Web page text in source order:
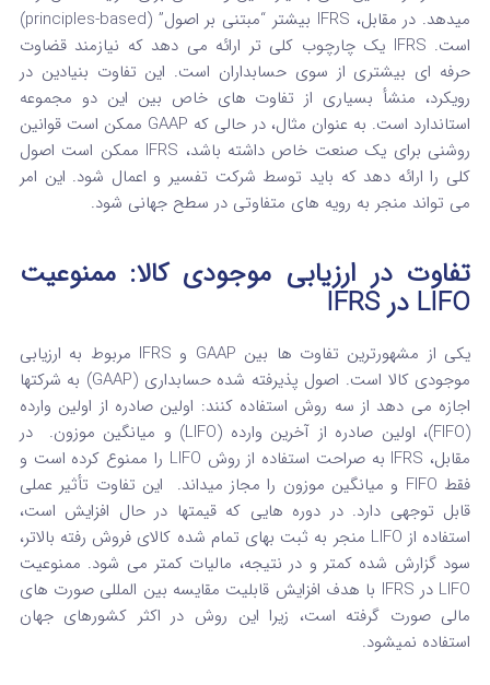
میدهد. در مقابل، IFRS بیشتر “مبتنی بر اصول” (principles-based)
است. IFRS یک چارچوب کلی‌ تر ارائه می‌ دهد که نیازمند قضاوت
حرفه‌ ای بیشتری از سوی حسابداران است. این تفاوت بنیادین در
رویکرد، منشأ بسیاری از تفاوت‌ های خاص بین این دو مجموعه
استاندارد است. به عنوان مثال، در حالی که GAAP ممکن است قوانین
روشنی برای یک صنعت خاص داشته باشد، IFRS ممکن است اصول
کلی را ارائه دهد که باید توسط شرکت تفسیر و اعمال شود. این امر
می‌ تواند منجر به رویه‌ های متفاوتی در سطح جهانی شود.
تفاوت در ارزیابی موجودی کالا: ممنوعیت
LIFO در IFRS
یکی از مشهورترین تفاوت‌ ها بین GAAP و IFRS مربوط به ارزیابی
موجودی کالا است. اصول پذیرفته‌ شده حسابداری (GAAP) به شرکتها
اجازه می‌ دهد از سه روش استفاده کنند: اولین صادره از اولین وارده
(FIFO)، اولین صادره از آخرین وارده (LIFO) و میانگین موزون.
در
مقابل، IFRS به صراحت استفاده از روش LIFO را ممنوع کرده است و
فقط FIFO و میانگین موزون را مجاز میداند.
این تفاوت تأثیر عملی
قابل توجهی دارد. در دوره‌ هایی که قیمتها در حال افزایش است،
استفاده از LIFO منجر به ثبت بهای تمام‌ شده کالای فروش‌ رفته بالاتر،
سود گزارش‌ شده کمتر و در نتیجه، مالیات کمتر می‌ شود. ممنوعیت
LIFO در IFRS با هدف افزایش قابلیت مقایسه بین المللی صورت‌ های
مالی صورت گرفته است، زیرا این روش در اکثر کشورهای جهان
استفاده نمیشود.